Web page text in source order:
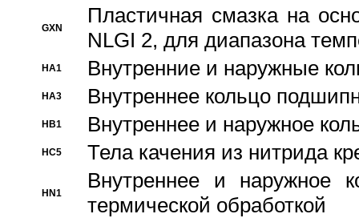
GXN
Пластичная смазка на
NLGI 2, для диапазона
HA1 Внутренние и наружные
HA3 Bнутреннее кольцо
HB1 Bнутреннее и наружное
HC5 Тела качения из нитрида
HN1
Bнутреннее и наружное
термической обработкой